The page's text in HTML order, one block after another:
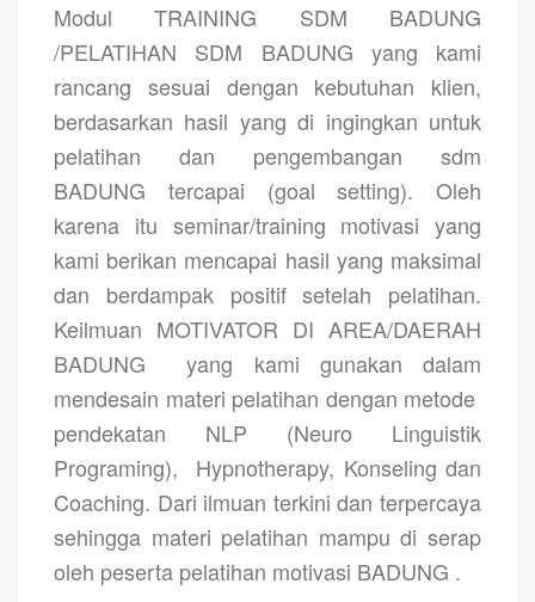
Modul TRAINING SDM BADUNG
/PELATIHAN SDM BADUNG yang kami
rancang sesuai dengan kebutuhan klien,
berdasarkan hasil yang di ingingkan untuk
pelatihan dan pengembangan sdm
BADUNG tercapai (goal setting). Oleh
karena itu seminar/training motivasi yang
kami berikan mencapai hasil yang maksimal
dan berdampak positif setelah pelatihan.
Keilmuan MOTIVATOR DI AREA/DAERAH
BADUNG
yang kami gunakan dalam
mendesain materi pelatihan dengan metode
pendekatan NLP (Neuro Linguistik
Programing),
Hypnotherapy, Konseling dan
Coaching. Dari ilmuan terkini dan terpercaya
sehingga materi pelatihan mampu di serap
oleh peserta pelatihan motivasi BADUNG .